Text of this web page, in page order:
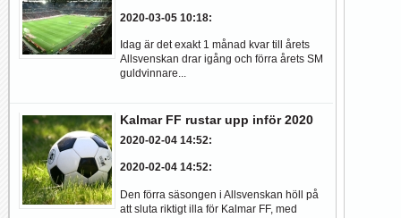
2020-03-05 10:18:
Idag är det exakt 1 månad kvar till årets
Allsvenskan drar igång och förra årets SM
guldvinnare...
Kalmar FF rustar upp inför 2020
2020-02-04 14:52:
2020-02-04 14:52:
Den förra säsongen i Allsvenskan höll på
att sluta riktigt illa för Kalmar FF, med